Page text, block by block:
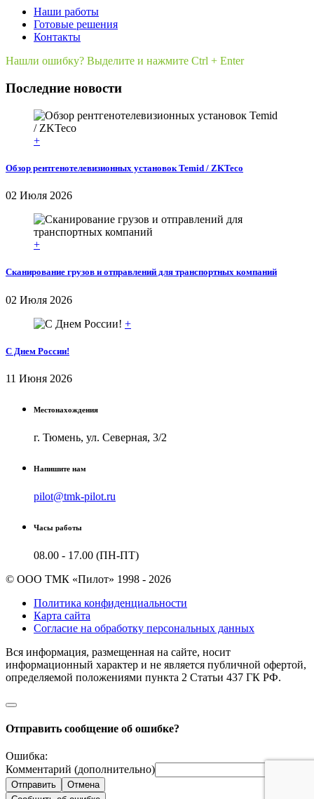
Наши работы
Готовые решения
Контакты
Нашли ошибку? Выделите и нажмите Ctrl + Enter
Последние новости
+
Обзор рентгенотелевизионных установок Temid / ZKTeco
02 Июля 2026
+
Сканирование грузов и отправлений для транспортных компаний
02 Июля 2026
+
С Днем России!
11 Июня 2026
Местонахождения
г. Тюмень, ул. Северная, 3/2
Напишите нам
pilot@tmk-pilot.ru
Часы работы
08.00 - 17.00 (ПН-ПТ)
© ООО ТМК «Пилот» 1998 - 2026
Политика конфиденциальности
Карта сайта
Согласие на обработку персональных данных
Вся информация, размещенная на сайте, носит
информационный характер и не является публичной офертой,
определяемой положениями пункта 2 Cтатьи 437 ГК РФ.
Отправить сообщение об ошибке?
Ошибка:
Комментарий (дополнительно)
Отправить
Отмена